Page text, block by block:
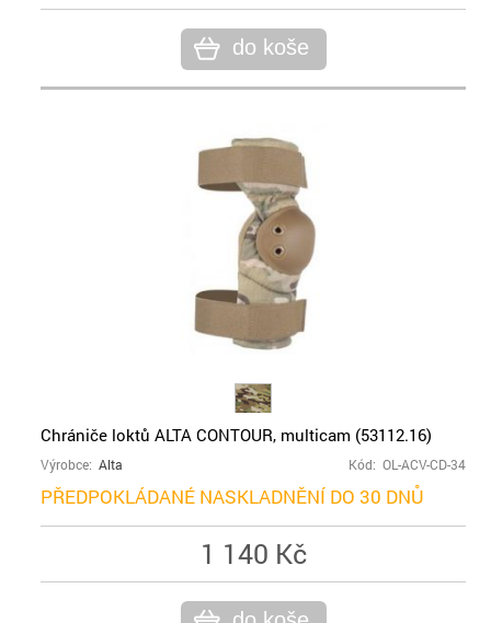
do koše
Chrániče loktů ALTA CONTOUR, multicam (53112.16)
Výrobce: Alta Kód: OL-ACV-CD-34
PŘEDPOKLÁDANÉ NASKLADNĚNÍ DO 30 DNŮ
1 140 Kč